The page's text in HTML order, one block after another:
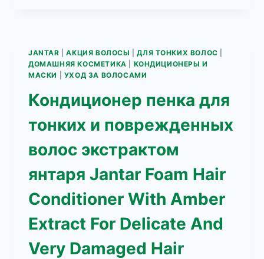
ОБЪЕМА
ВОЛОС
С
ЯНТАРЯ
JANTAR
FOAM
HAIR
CONDITIONER
WITH
AMBER
EXTRACT
180МЛ
JANTAR |АКЦИЯ ВОЛОСЫ |ДЛЯ ТОНКИХ ВОЛОС
ДОМАШНЯЯ КОСМЕТИКА
КОНДИЦИОНЕРЫ И
МАСКИ
УХОД ЗА ВОЛОСАМИ
Кондиционер пенка для
тонких и поврежденных
волос экстрактом
янтаря Jantar Foam Hair
Conditioner With Amber
Extract For Delicate And
Very Damaged Hair